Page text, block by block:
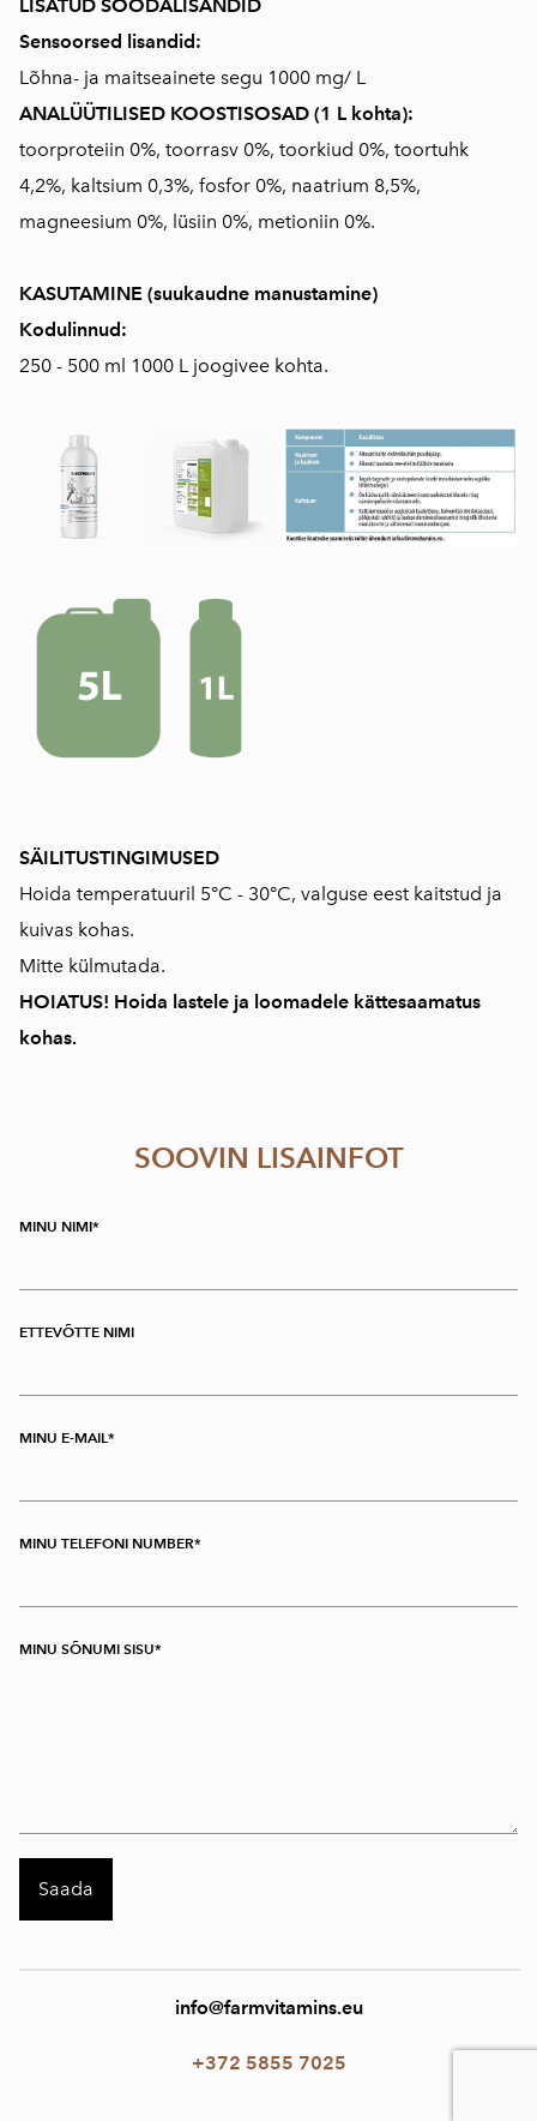
LISATUD SÖÖDALISANDID
Sensoorsed lisandid:
Lõhna- ja maitseainete segu 1000 mg/ L
ANALÜÜTILISED KOOSTISOSAD (1 L kohta):
toorproteiin 0%, toorrasv 0%, toorkiud 0%, toortuhk
4,2%, kaltsium 0,3%, fosfor 0%, naatrium 8,5%,
magneesium 0%, lüsiin 0%, metioniin 0%.
KASUTAMINE (suukaudne manustamine)
Kodulinnud:
250 - 500 ml 1000 L joogivee kohta.
SÄILITUSTINGIMUSED
Hoida temperatuuril 5°C - 30°C, valguse eest kaitstud ja
kuivas kohas.
Mitte külmutada.
HOIATUS! Hoida lastele ja loomadele kättesaamatus
kohas.
SOOVIN LISAINFOT
MINU NIMI
ETTEVÕTTE NIMI
MINU E-MAIL
MINU TELEFONI NUMBER
MINU SÕNUMI SISU
info@farmvitamins.eu
+372 5855 7025